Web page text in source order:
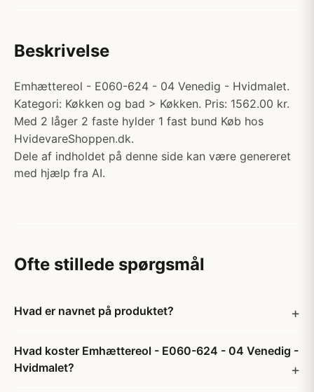
Beskrivelse
Emhættereol - E060-624 - 04 Venedig - Hvidmalet.
Kategori: Køkken og bad > Køkken. Pris: 1562.00 kr.
Med 2 låger 2 faste hylder 1 fast bund Køb hos
HvidevareShoppen.dk.
Dele af indholdet på denne side kan være genereret
med hjælp fra AI.
Ofte stillede spørgsmål
Hvad er navnet på produktet?
Hvad koster Emhættereol - E060-624 - 04 Venedig -
Hvidmalet?